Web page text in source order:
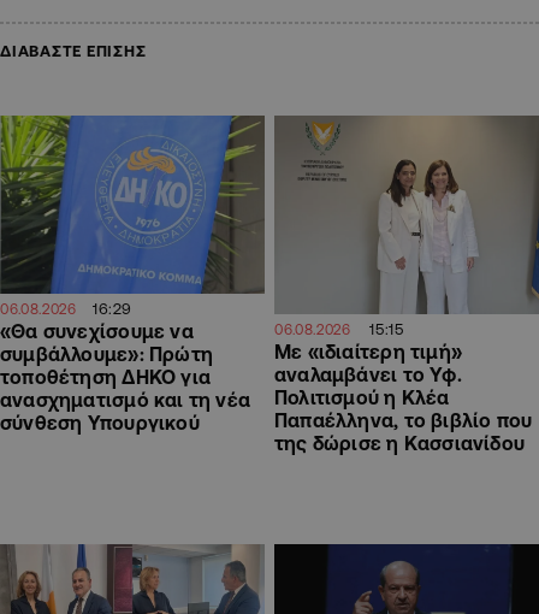
ΔΙΑΒΑΣΤΕ ΕΠΙΣΗΣ
06.08.2026 16:29
«Θα συνεχίσουμε να
συμβάλλουμε»: Πρώτη
τοποθέτηση ΔΗΚΟ για
ανασχηματισμό και τη νέα
σύνθεση Υπουργικού
06.08.2026 15:15
Με «ιδιαίτερη τιμή»
αναλαμβάνει το Υφ.
Πολιτισμού η Κλέα
Παπαέλληνα, το βιβλίο που
της δώρισε η Κασσιανίδου